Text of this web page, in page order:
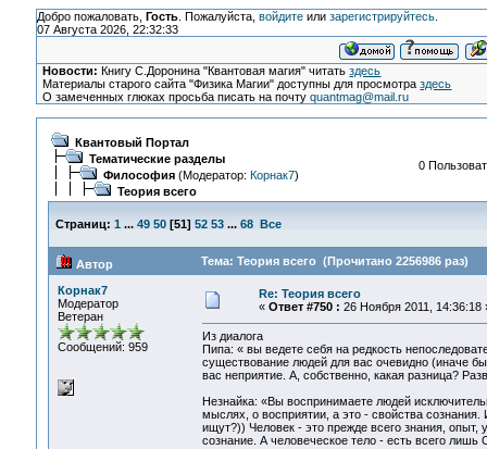
Добро пожаловать, Гость. Пожалуйста, войдитеили зарегистрируйтесь.
07 Августа 2026, 22:32:33
Новости: Книгу С.Доронина "Квантовая магия" читатьздесь
Материалы старого сайта "Физика Магии" доступны для просмотраздесь
О замеченных глюках просьба писать на почтуquantmag@mail.ru
Квантовый Портал
Тематические разделы
Философия(Модератор: Корнак7)
Теория всего
0
Страниц: 1 ... 49 50[51] 52 53 ... 68 Все
Автор Тема: Теория всего (Прочитано 2256986 раз)
Корнак7
Модератор
Ветеран
Сообщений: 959
Re: Теория всего
« Ответ #750 : 26 Ноября 2011, 14:36:18
Из диалога
Пипа: « вы ведете себя на редкость
существование людей для вас очевидно (иначе
вас неприятие. А, собственно, какая разница?
Незнайка: «Вы воспринимаете людей
мыслях, о восприятии, а это - свойства
ищут?)) Человек - это прежде всего знания,
сознание. А человеческое тело - есть всего лишь